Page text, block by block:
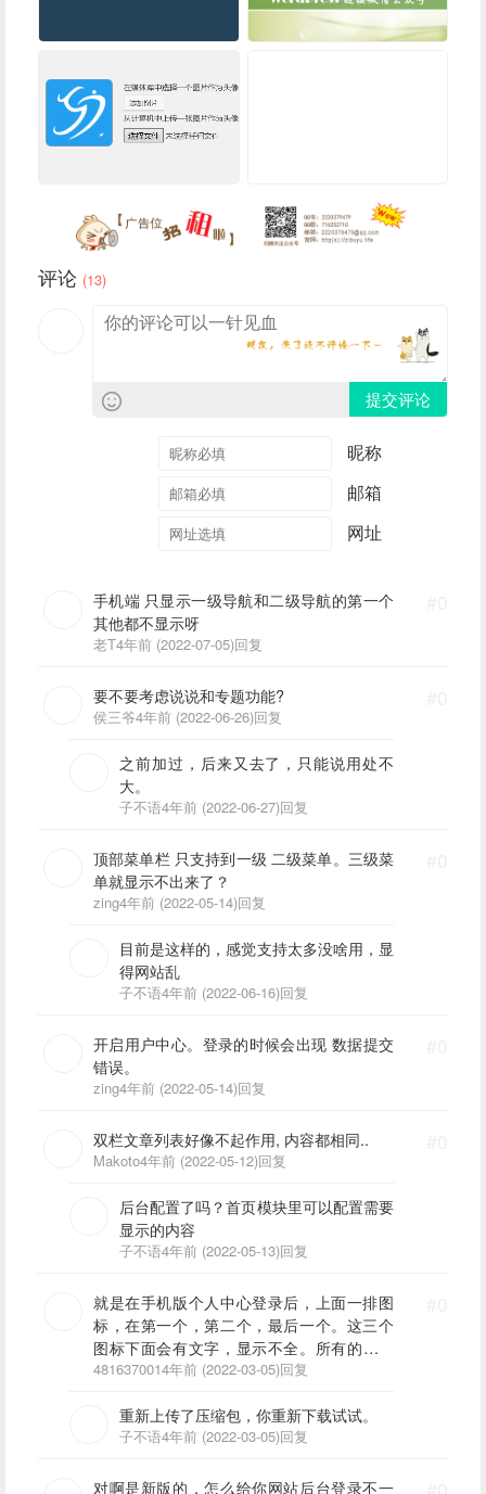
评论 (13)
提交评论
昵称
邮箱
网址
手机端 只显示一级导航和二级导航的第一个
其他都不显示呀
老T4年前 (2022-07-05)回复
要不要考虑说说和专题功能?
侯三爷4年前 (2022-06-26)回复
之前加过，后来又去了，只能说用处不
大。
子不语4年前 (2022-06-27)回复
顶部菜单栏 只支持到一级 二级菜单。三级菜
单就显示不出来了？
zing4年前 (2022-05-14)回复
目前是这样的，感觉支持太多没啥用，显
得网站乱
子不语4年前 (2022-06-16)回复
开启用户中心。登录的时候会出现 数据提交
错误。
zing4年前 (2022-05-14)回复
双栏文章列表好像不起作用, 内容都相同..
Makoto4年前 (2022-05-12)回复
后台配置了吗？首页模块里可以配置需要
显示的内容
子不语4年前 (2022-05-13)回复
就是在手机版个人中心登录后，上面一排图
标，在第一个，第二个，最后一个。这三个
图标下面会有文字，显示不全。所有的图标
全部上移了
4816370014年前 (2022-03-05)回复
重新上传了压缩包，你重新下载试试。
子不语4年前 (2022-03-05)回复
对啊是新版的，怎么给你网站后台登录不一